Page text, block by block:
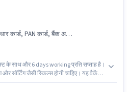
PAN कार्ड, बैंक अकाउंट
के साथ और 6 days working प्रति सप्ताह है।
सॉर्टिंग जैसी स्किल्स होनी चाहिए। यह वैकेंसी